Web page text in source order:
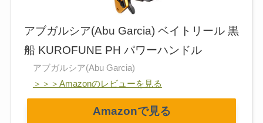
アブガルシア(Abu Garcia) ベイトリール 黒
船 KUROFUNE PH パワーハンドル
アブガルシア(Abu Garcia)
＞＞＞Amazonのレビューを見る
Amazonで見る